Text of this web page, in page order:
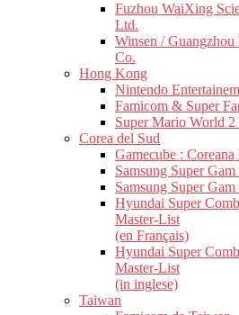
Fuzhou WaiXing
Ltd.
Winsen /
Co.
Hong Kong
Nintendo
Famicom & Super
Super Mario World 2
Corea del Sud
Gamecube :
Samsung Super
Samsung Super
Hyundai Super
Master-List
(en Français)
Hyundai Super
Master-List
(in inglese)
Taiwan